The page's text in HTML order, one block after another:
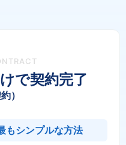
で契約完了
）
もシンプルな方法